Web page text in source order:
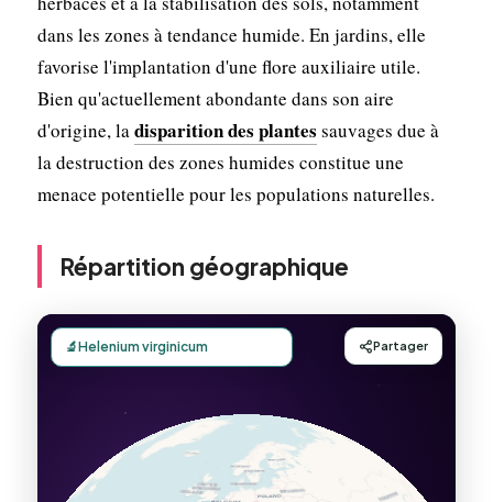
dans les zones à tendance humide. En jardins, elle
favorise l'implantation d'une flore auxiliaire utile.
Bien qu'actuellement abondante dans son aire
d'origine, ladisparition des plantes sauvages due à
la destruction des zones humides constitue une
menace potentielle pour les populations naturelles.
Répartition géographique